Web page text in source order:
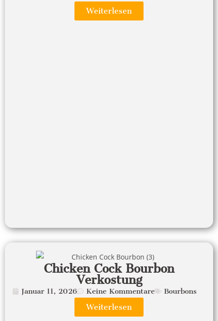
Weiterlesen
Chicken Cock Bourbon
Verkostung
Januar 11, 2026 Keine Kommentare Bourbons
Weiterlesen